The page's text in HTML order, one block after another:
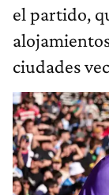
el partido,
ciudades